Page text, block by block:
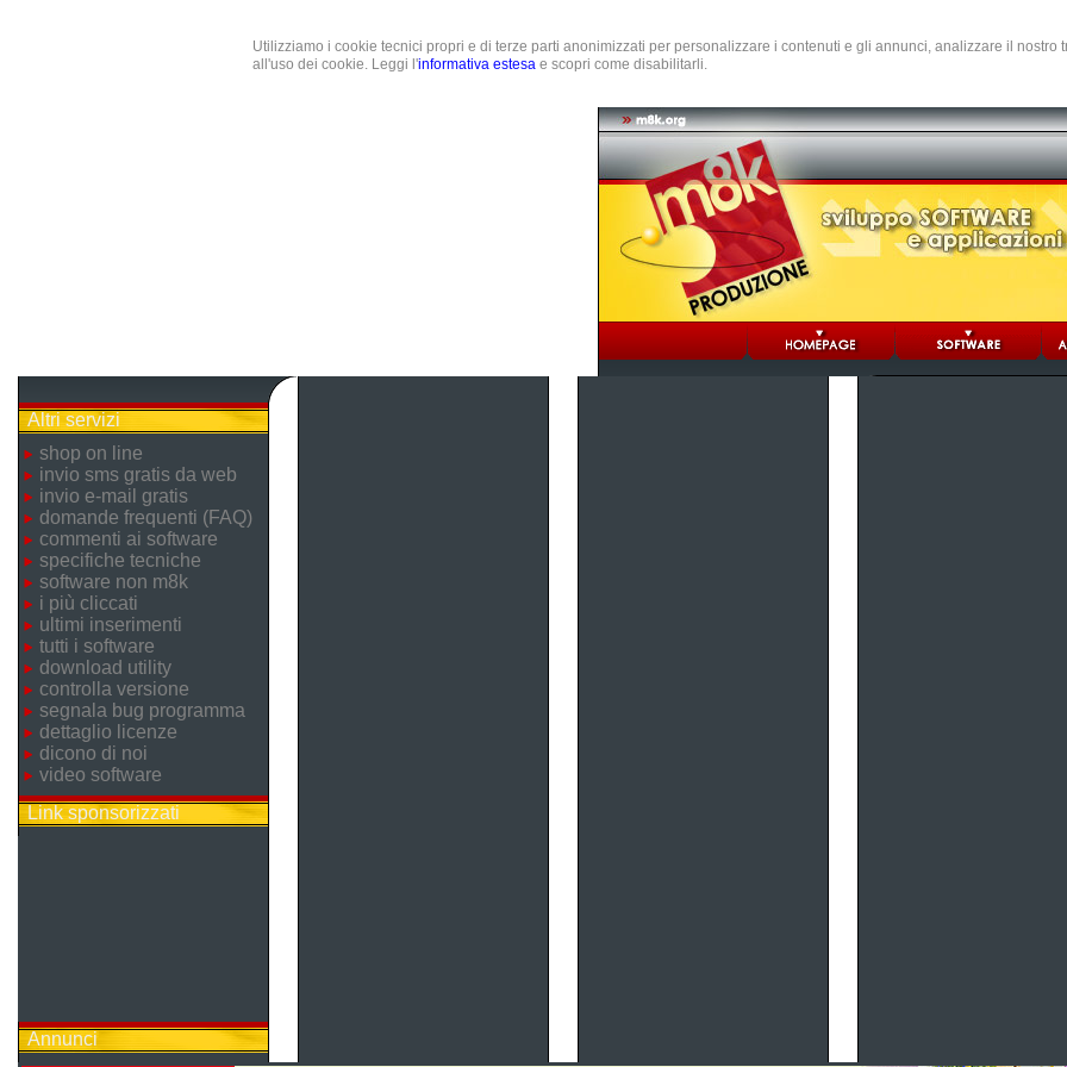
Utilizziamo i cookie tecnici propri e di terze parti anonimizzati per personalizzare i contenuti e gli annunci, analizzare il nostro
all'uso dei cookie. Leggi l'informativa estesa e scopri come disabilitarli.
Altri servizi
shop on line
invio sms gratis da web
invio e-mail gratis
domande frequenti (FAQ)
commenti ai software
specifiche tecniche
software non m8k
i più cliccati
ultimi inserimenti
tutti i software
download utility
controlla versione
segnala bug programma
dettaglio licenze
dicono di noi
video software
Link sponsorizzati
Annunci